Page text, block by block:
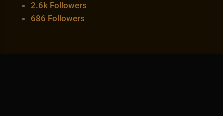
2.6k Followers
686 Followers